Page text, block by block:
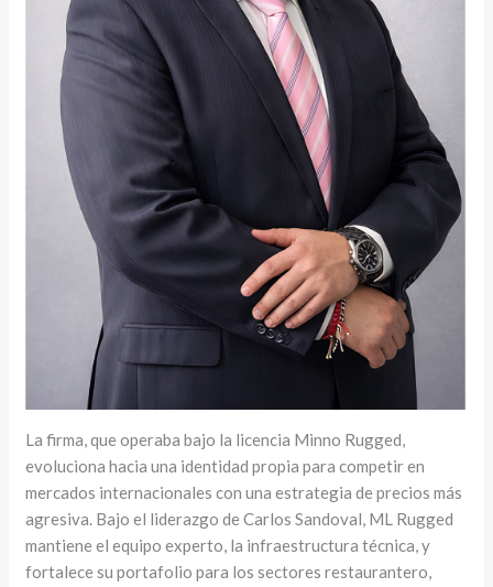
La firma, que operaba bajo la licencia Minno Rugged,
evoluciona hacia una identidad propia para competir en
mercados internacionales con una estrategia de precios más
agresiva. Bajo el liderazgo de Carlos Sandoval, ML Rugged
mantiene el equipo experto, la infraestructura técnica, y
fortalece su portafolio para los sectores restaurantero,